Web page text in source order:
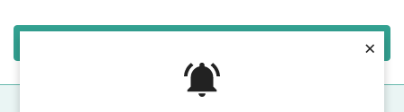
×
Сортувати: